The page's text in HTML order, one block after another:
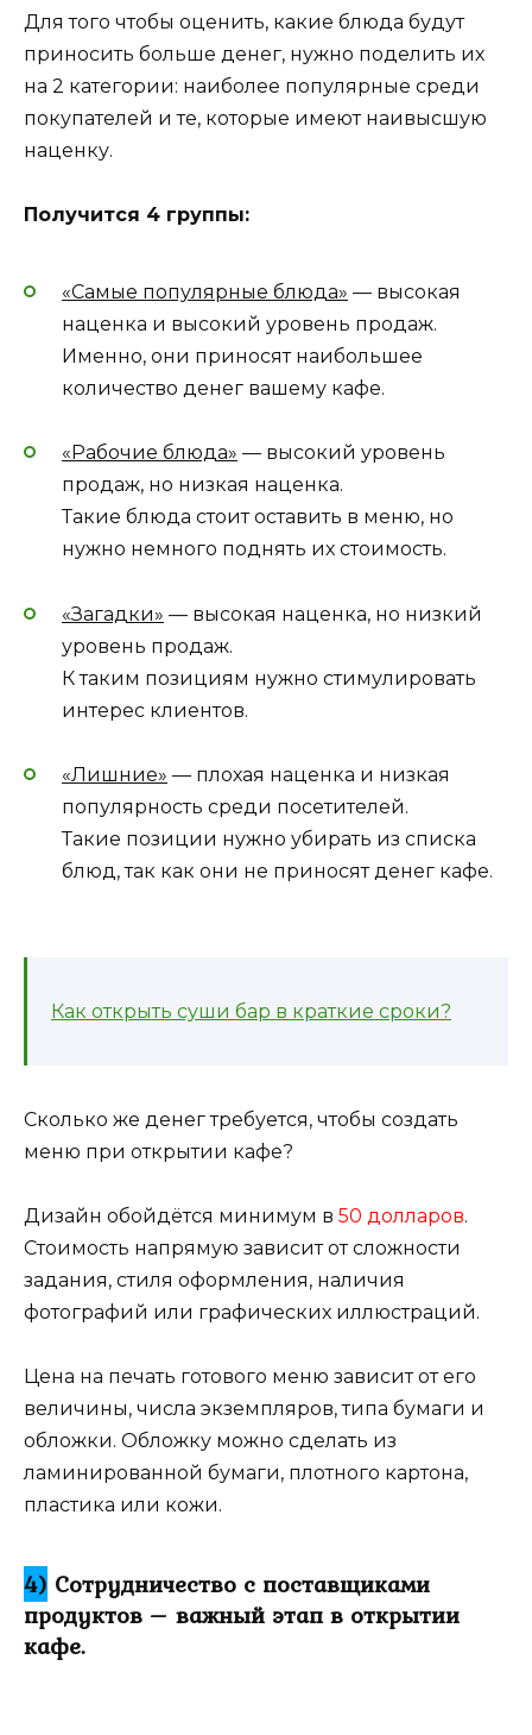
Для того чтобы оценить, какие блюда будут
приносить больше денег, нужно поделить их
на 2 категории: наиболее популярные среди
покупателей и те, которые имеют наивысшую
наценку.
Получится 4 группы:
«Самые популярные блюда» — высокая
наценка и высокий уровень продаж.
Именно, они приносят наибольшее
количество денег вашему кафе.
«Рабочие блюда» — высокий уровень
продаж, но низкая наценка.
Такие блюда стоит оставить в меню, но
нужно немного поднять их стоимость.
«Загадки» — высокая наценка, но низкий
уровень продаж.
К таким позициям нужно стимулировать
интерес клиентов.
«Лишние» — плохая наценка и низкая
популярность среди посетителей.
Такие позиции нужно убирать из списка
блюд, так как они не приносят денег кафе.
Как открыть суши бар в краткие сроки?
Сколько же денег требуется, чтобы создать
меню при открытии кафе?
Дизайн обойдётся минимум в 50 долларов.
Стоимость напрямую зависит от сложности
задания, стиля оформления, наличия
фотографий или графических иллюстраций.
Цена на печать готового меню зависит от его
величины, числа экземпляров, типа бумаги и
обложки. Обложку можно сделать из
ламинированной бумаги, плотного картона,
пластика или кожи.
4) Сотрудничество с поставщиками
продуктов – важный этап в открытии
кафе.